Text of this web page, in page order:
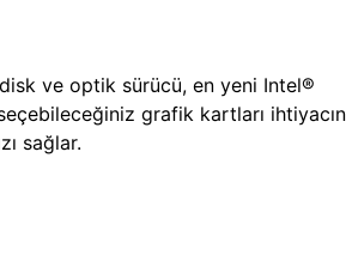
ve optik sürücü, en yeni Intel®
grafik kartları
sağlar.